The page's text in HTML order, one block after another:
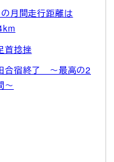
月間走行距離は
首捻挫
合宿終了 ～最高の2
～